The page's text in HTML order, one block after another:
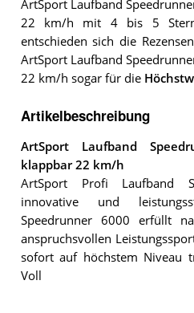
ArtSport Laufband
22 km/h mit 4 bis 5
entschieden sich die
ArtSport Laufband
22 km/h sogar für die
Artikelbeschreibung
ArtSport Laufband
klappbar 22 km/h
ArtSport Profi Laufband
innovative und
Speedrunner 6000 erfüllt
anspruchsvollen
sofort auf höchstem Niveau
Voll